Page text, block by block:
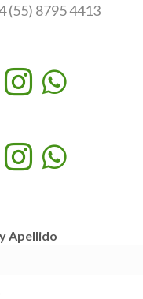
(55) 8795 4413
Apellido